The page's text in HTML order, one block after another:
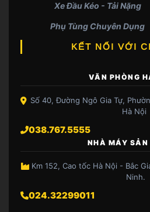
Xe Đầu Kéo - Tải Nặng
Phụ Tùng Chuyên Dụng
KẾT NỐI VỚI
VĂN PHÒNG
Số 40, Đường Ngô Gia Tự,
Hà Nội
038.767.5555
NHÀ MÁY SẢN
Km 152, Cao tốc Hà Nội - Bắc
Ninh.
024.32299011